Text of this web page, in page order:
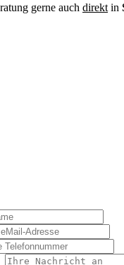
gerne auch direkt in